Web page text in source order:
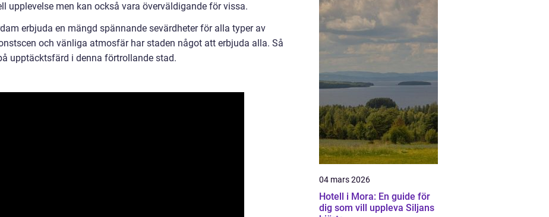
upplevelse men kan också vara överväldigande för vissa.
erbjuda en mängd spännande sevärdheter för alla typer av
och vänliga atmosfär har staden något att erbjuda alla. Så
upptäcktsfärd i denna förtrollande stad.
04 mars 2026
Hotell i Mora: En guide för
dig som vill uppleva Siljans